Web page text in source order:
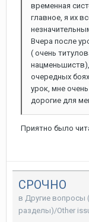
временная
главное, я их
Вчера после
( очень
очередных
урок, мне
дорогие для
Приятно было
СРОЧНО
в Другие вопросы
разделы)/Other